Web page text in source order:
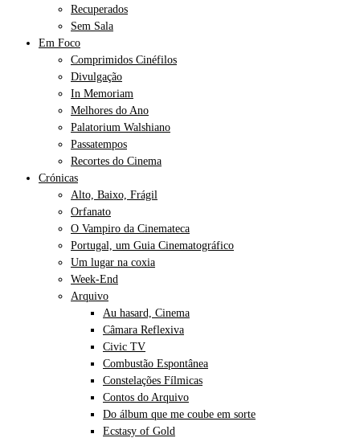
Recuperados
Sem Sala
Em Foco
Comprimidos Cinéfilos
Divulgação
In Memoriam
Melhores do Ano
Palatorium Walshiano
Passatempos
Recortes do Cinema
Crónicas
Alto, Baixo, Frágil
Orfanato
O Vampiro da Cinemateca
Portugal, um Guia Cinematográfico
Um lugar na coxia
Week-End
Arquivo
Au hasard, Cinema
Câmara Reflexiva
Civic TV
Combustão Espontânea
Constelações Fílmicas
Contos do Arquivo
Do álbum que me coube em sorte
Ecstasy of Gold